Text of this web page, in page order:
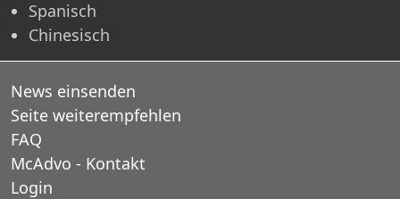
Spanisch
Chinesisch
News einsenden
Seite weiterempfehlen
FAQ
McAdvo - Kontakt
Login